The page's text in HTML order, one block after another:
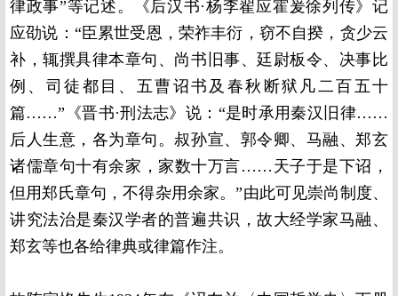
律政事”等记述。《后汉书·杨李翟应霍爰徐列传》记
应劭说：“臣累世受恩，荣祚丰衍，窃不自揆，贪少云
补，辄撰具律本章句、尚书旧事、廷尉板令、决事比
例、司徒都目、五曹诏书及春秋断狱凡二百五十
篇……”《晋书·刑法志》说：“是时承用秦汉旧律……
后人生意，各为章句。叔孙宣、郭令卿、马融、郑玄
诸儒章句十有余家，家数十万言……天子于是下诏，
但用郑氏章句，不得杂用余家。”由此可见崇尚制度、
讲究法治是秦汉学者的普遍共识，故大经学家马融、
郑玄等也各给律典或律篇作注。